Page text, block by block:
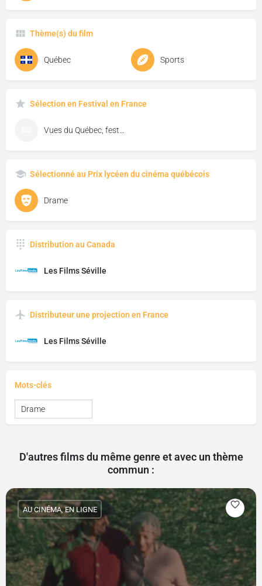
Thème(s) du film
Québec Sports
Sélection en Festival en France
Vues du Québec, festival de cinéma de Florac
Sélectionné au Prix lycéen du cinéma québécois
Drame
Distribution au Canada
Les Films Séville
Distributeur une projection en France
Les Films Séville
Mots-clés
Drame
D'autres films du même genre et avec un thème
commun :
AU CINÉMA, EN LIGNE